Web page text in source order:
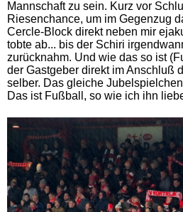
Mannschaft zu sein. Kurz vor
Riesenchance, um im Gegenzug
Cercle-Block direkt neben mir
tobte ab... bis der Schiri
zurücknahm. Und wie das so ist
der Gastgeber direkt im Anschluß
selber. Das gleiche
Das ist Fußball, so wie ich ihn